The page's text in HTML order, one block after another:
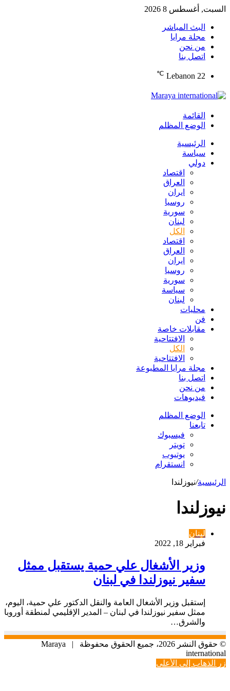
السبت, أغسطس 8 2026
البث المباشر
مجلة مرايا
من نحن
اتصل بنا
Lebanon 22
℃
القائمة
الوضع المظلم
الرئيسية
سياسة
دولي
اقتصاد
العراق
ايران
روسيا
سورية
لبنان
الكل
اقتصاد
العراق
ايران
روسيا
سورية
سياسة
لبنان
محليات
فن
مقابلات خاصة
الافتتاحیة
الكل
الافتتاحیة
مجلة مرايا المطبوعة
اتصل بنا
من نحن
فيديوهات
الوضع المظلم
تابعنا
فيسبوك
تويتر
يوتيوب
انستقرام
الرئيسية/نيوزلندا
نيوزلندا
لبنان
فبراير 18, 2022
وزير الأشغال علي حمية يستقبل ممثل
سفير نيوزلندا في لبنان
إستقبل وزير الأشغال العامة والنقل الدكتور علي حمية، اليوم،
ممثل سفير نيوزلندا في لبنان – المدير الإقليمي لمنطقة أوروبا
والشرق…
© حقوق النشر 2026، جميع الحقوق محفوظة |
Maraya
international
زر الذهاب إلى الأعلى